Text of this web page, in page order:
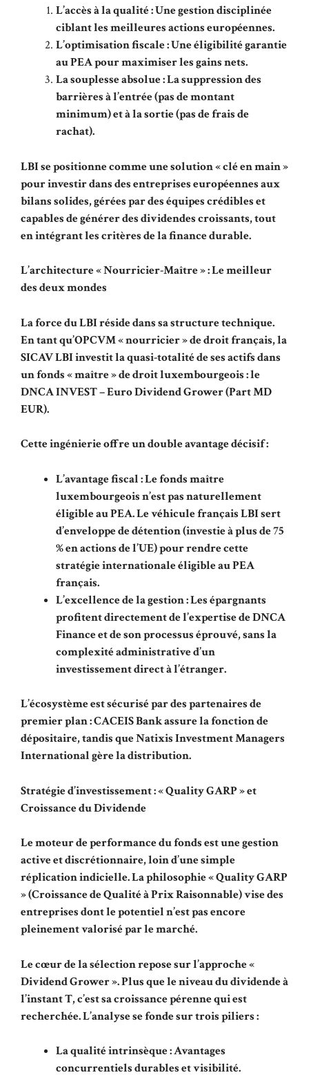
L’accès à la qualité : Une gestion disciplinée
ciblant les meilleures actions européennes.
L’optimisation fiscale : Une éligibilité garantie
au PEA pour maximiser les gains nets.
La souplesse absolue : La suppression des
barrières à l’entrée (pas de montant
minimum) et à la sortie (pas de frais de
rachat).
LBI se positionne comme une solution « clé en main »
pour investir dans des entreprises européennes aux
bilans solides, gérées par des équipes crédibles et
capables de générer des dividendes croissants, tout
en intégrant les critères de la finance durable.
L’architecture « Nourricier-Maître » : Le meilleur
des deux mondes
La force du LBI réside dans sa structure technique.
En tant qu’OPCVM « nourricier » de droit français, la
SICAV LBI investit la quasi-totalité de ses actifs dans
un fonds « maître » de droit luxembourgeois : le
DNCA INVEST – Euro Dividend Grower (Part MD
EUR).
Cette ingénierie offre un double avantage décisif :
L’avantage fiscal : Le fonds maître
luxembourgeois n’est pas naturellement
éligible au PEA. Le véhicule français LBI sert
d’enveloppe de détention (investie à plus de 75
% en actions de l’UE) pour rendre cette
stratégie internationale éligible au PEA
français.
L’excellence de la gestion : Les épargnants
profitent directement de l’expertise de DNCA
Finance et de son processus éprouvé, sans la
complexité administrative d’un
investissement direct à l’étranger.
L’écosystème est sécurisé par des partenaires de
premier plan : CACEIS Bank assure la fonction de
dépositaire, tandis que Natixis Investment Managers
International gère la distribution.
Stratégie d’investissement : « Quality GARP » et
Croissance du Dividende
Le moteur de performance du fonds est une gestion
active et discrétionnaire, loin d’une simple
réplication indicielle. La philosophie « Quality GARP
» (Croissance de Qualité à Prix Raisonnable) vise des
entreprises dont le potentiel n’est pas encore
pleinement valorisé par le marché.
Le cœur de la sélection repose sur l’approche «
Dividend Grower ». Plus que le niveau du dividende à
l’instant T, c’est sa croissance pérenne qui est
recherchée. L’analyse se fonde sur trois piliers :
La qualité intrinsèque : Avantages
concurrentiels durables et visibilité.